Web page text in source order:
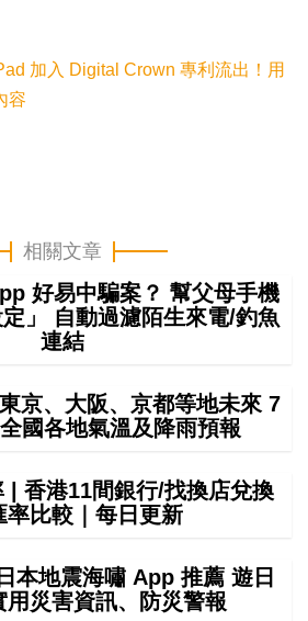
加入 Digital Crown 專利流出！用
容
相關文章
好易中騙案？ 幫父母手機
」 自動過濾陌生來電/釣魚
連結
京、大阪、京都等地未來 7
國各地氣溫及降雨預報
| 香港11間銀行/找換店兌換
率比較｜每日更新
本地震海嘯 App 推薦 遊日
用災害資訊、防災警報